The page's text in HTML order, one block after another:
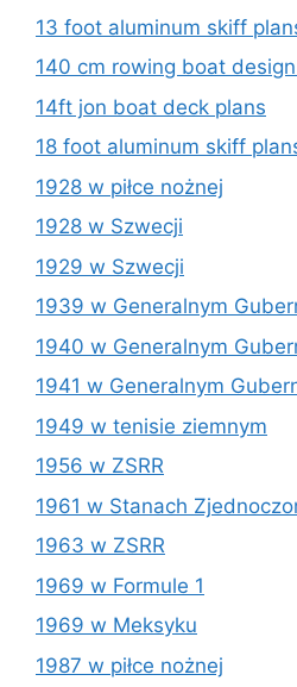
13 foot aluminum skiff
140 cm rowing boat
14ft jon boat deck plans
18 foot aluminum skiff
1928 w piłce nożnej
1928 w Szwecji
1929 w Szwecji
1939 w Generalnym
1940 w Generalnym
1941 w Generalnym
1949 w tenisie ziemnym
1956 w ZSRR
1961 w Stanach
1963 w ZSRR
1969 w Formule 1
1969 w Meksyku
1987 w piłce nożnej